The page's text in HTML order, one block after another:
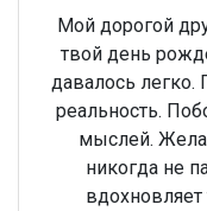
Мой дорогой
твой день
давалось легко.
реальность.
мыслей.
никогда не